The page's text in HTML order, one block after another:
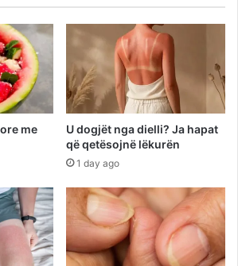
me
U dogjët nga dielli? Ja hapat
që qetësojnë lëkurën
1 day ago